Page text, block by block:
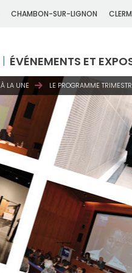
CHAMBON-SUR-LIGNON
ÉVÉNEMENTS ET
À LA UNE LE PROGRAMME